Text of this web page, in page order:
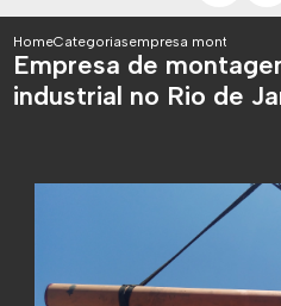
HomeCategoriasempresa montagem
Empresa de
industrial no Rio de